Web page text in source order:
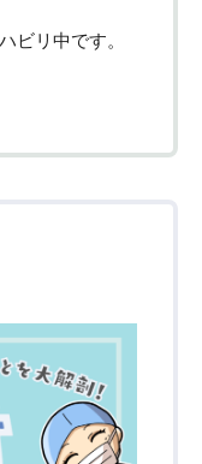
ビリ中です。